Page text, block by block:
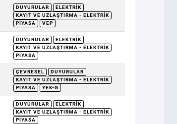
DUYURULAR
ELEKTRIK
KAYIT VE UZLAŞTIRMA - ELEKTRIK
PIYASA
VEP
DUYURULAR
ELEKTRIK
KAYIT VE UZLAŞTIRMA - ELEKTRIK
PIYASA
ÇEVRESEL
DUYURULAR
KAYIT VE UZLAŞTIRMA - ELEKTRIK
PIYASA
YEK-G
DUYURULAR
ELEKTRIK
KAYIT VE UZLAŞTIRMA - ELEKTRIK
PIYASA